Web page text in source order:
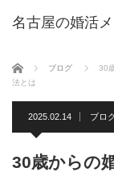
名古屋の婚活
ホーム ブログ
30
法とは
2025.02.14 ブロ
30歳からの